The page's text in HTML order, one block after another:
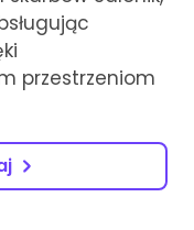
przestrzeniom